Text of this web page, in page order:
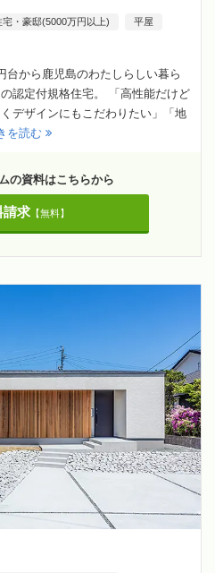
宅・豪邸(5000万円以上) 平屋
台から鹿児島のわたしらしい暮ら
認定付規格住宅。 「高性能だけど
デザインにもこだわりたい」「地
を読む
の資料はこちらから
求【無料】